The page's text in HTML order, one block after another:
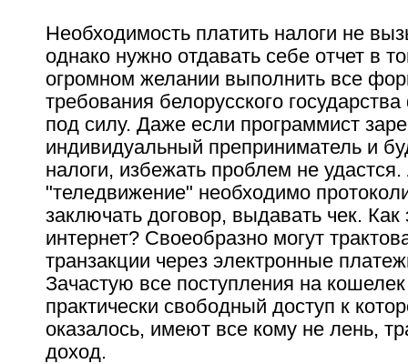
Необходимость платить налоги не
однако нужно отдавать себе отчет в
огромном желании выполнить все
требования белорусского
под силу. Даже если программист
индивидуальный преприниматель и
налоги, избежать проблем не
"теледвижение" необходимо
заключать договор, выдавать чек. Как
интернет? Своеобразно могут
транзакции через электронные
Зачастую все поступления на
практически свободный доступ к
оказалось, имеют все кому не лень,
доход.